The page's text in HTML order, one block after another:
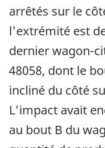
arrêtés sur le
l'extrémité est
dernier wagon-
48058, dont le
incliné du côté
L'impact avait
au bout B du